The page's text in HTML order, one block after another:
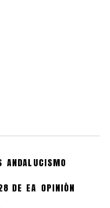
ANDALUCISMO
DE EA OPINIÓN